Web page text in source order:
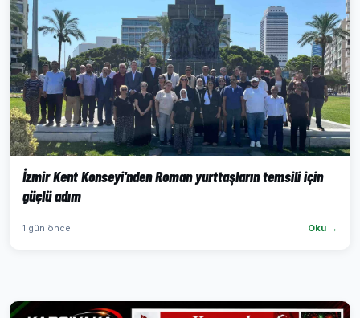
İzmir Kent Konseyi'nden Roman yurttaşların temsili için
güçlü adım
1 gün önce Oku →